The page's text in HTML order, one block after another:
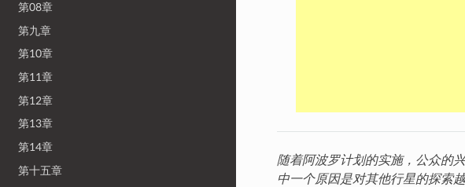
第08章
第九章
第10章
第11章
第12章
第13章
第14章
第十五章
随着阿波罗计划的实施，公众的
中一个原因是对其他行星的探索